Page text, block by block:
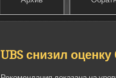
UBS снизил